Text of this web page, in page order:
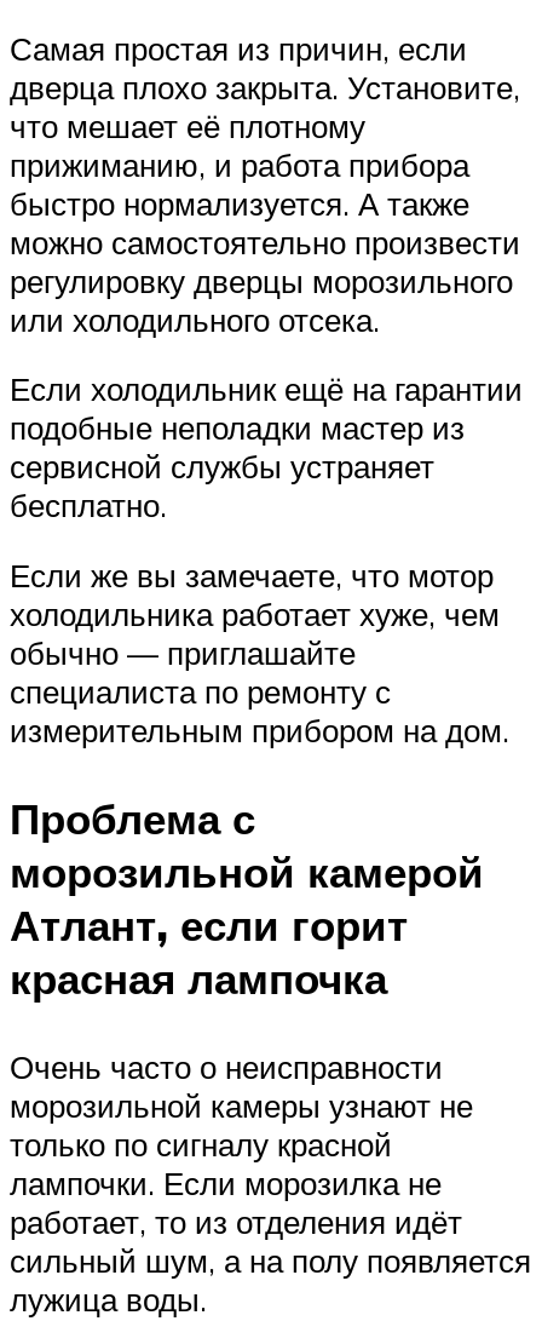
Самая простая из причин, если
дверца плохо закрыта. Установите,
что мешает её плотному
прижиманию, и работа прибора
быстро нормализуется. А также
можно самостоятельно произвести
регулировку дверцы морозильного
или холодильного отсека.
Если холодильник ещё на гарантии
подобные неполадки мастер из
сервисной службы устраняет
бесплатно.
Если же вы замечаете, что мотор
холодильника работает хуже, чем
обычно — приглашайте
специалиста по ремонту с
измерительным прибором на дом.
Проблема с
морозильной камерой
Атлант, если горит
красная лампочка
Очень часто о неисправности
морозильной камеры узнают не
только по сигналу красной
лампочки. Если морозилка не
работает, то из отделения идёт
сильный шум, а на полу появляется
лужица воды.